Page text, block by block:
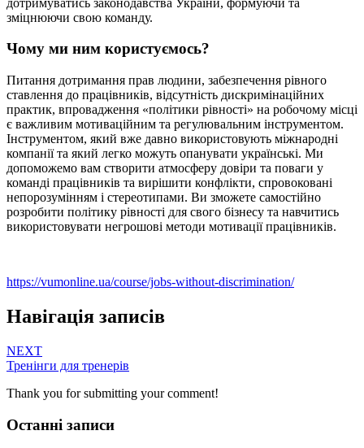
зміцнюючи свою команду.
Чому ми ним користуємось?
Питання дотримання прав людини, забезпечення рівного
ставлення до працівників, відсутність дискримінаційних
практик, впровадження «політики рівності» на робочому місці
є важливим мотиваційним та регулювальним інструментом.
Інструментом, який вже давно використовують міжнародні
компанії та який легко можуть опанувати українські. Ми
допоможемо вам створити атмосферу довіри та поваги у
команді працівників та вирішити конфлікти, спровоковані
непорозумінням і стереотипами. Ви зможете самостійно
розробити політику рівності для свого бізнесу та навчитись
використовувати негрошові методи мотивації працівників.
https://vumonline.ua/course/jobs-without-discrimination/
Навігація записів
NEXT
Тренінги для тренерів
Thank you for submitting your comment!
Останні записи